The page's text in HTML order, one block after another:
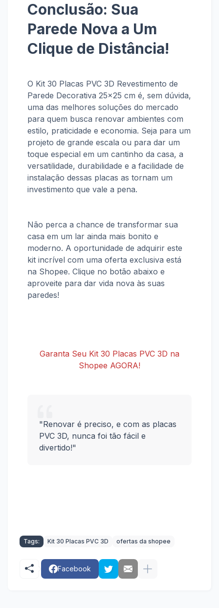
Conclusão: Sua
Parede Nova a Um
Clique de Distância!
O Kit 30 Placas PVC 3D Revestimento de
Parede Decorativa 25x25 cm é, sem dúvida,
uma das melhores soluções do mercado
para quem busca renovar ambientes com
estilo, praticidade e economia. Seja para um
projeto de grande escala ou para dar um
toque especial em um cantinho da casa, a
versatilidade, durabilidade e a facilidade de
instalação dessas placas as tornam um
investimento que vale a pena.
Não perca a chance de transformar sua
casa em um lar ainda mais bonito e
moderno. A oportunidade de adquirir este
kit incrível com uma oferta exclusiva está
na Shopee. Clique no botão abaixo e
aproveite para dar vida nova às suas
paredes!
Garanta Seu Kit 30 Placas PVC 3D na
Shopee AGORA!
"Renovar é preciso, e com as placas
PVC 3D, nunca foi tão fácil e
divertido!"
Tags: Kit 30 Placas PVC 3D ofertas da shopee
Facebook